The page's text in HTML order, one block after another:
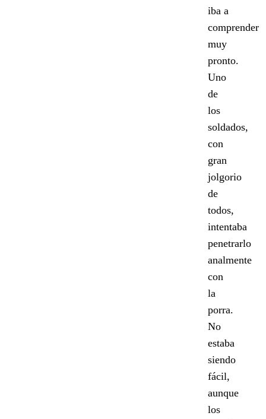
iba a
comprender
muy
pronto.
Uno
de
los
soldados,
con
gran
jolgorio
de
todos,
intentaba
penetrarlo
analmente
con
la
porra.
No
estaba
siendo
fácil,
aunque
los